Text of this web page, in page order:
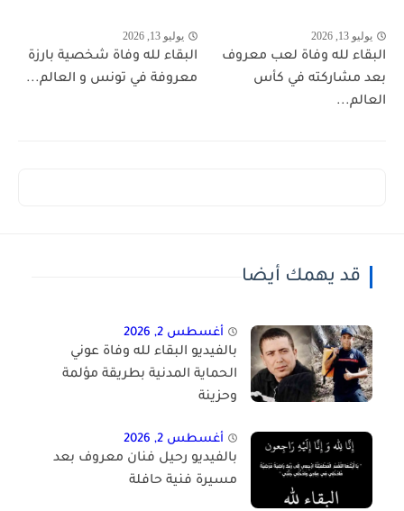
يوليو 13, 2026
البقاء لله وفاة لعب معروف
بعد مشاركته في كأس
العالم...
يوليو 13, 2026
البقاء لله وفاة شخصية بارزة
معروفة في تونس و العالم...
قد يهمك أيضا
أغسطس 2, 2026
بالفيديو البقاء لله وفاة عوني
الحماية المدنية بطريقة مؤلمة
وحزينة
أغسطس 2, 2026
بالفيديو رحيل فنان معروف بعد
مسيرة فنية حافلة